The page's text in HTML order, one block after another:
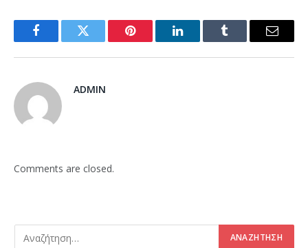
FacebookTwitter Pinterest LinkedInTumblr Email
ADMIN
Comments are closed.